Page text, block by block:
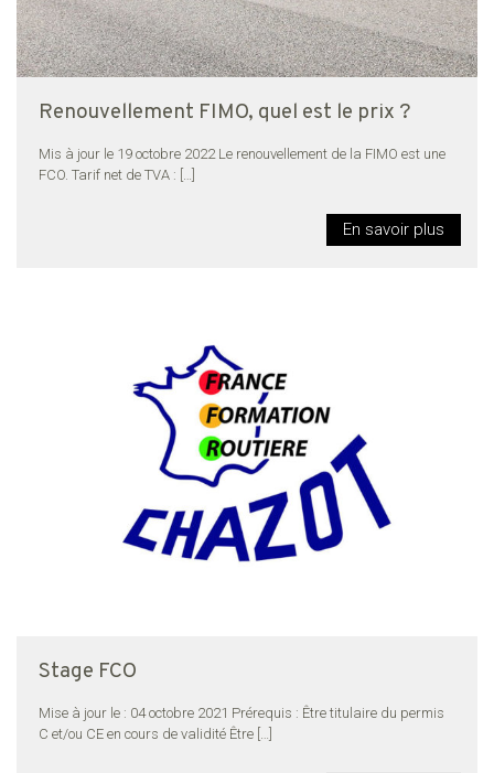
Renouvellement FIMO, quel est le prix ?
Mis à jour le 19 octobre 2022 Le renouvellement de la FIMO est une
FCO. Tarif net de TVA :
En savoir plus
Stage FCO
Mise à jour le : 04 octobre 2021 Prérequis : Être titulaire du permis
C et/ou CE en cours de validité Être […]